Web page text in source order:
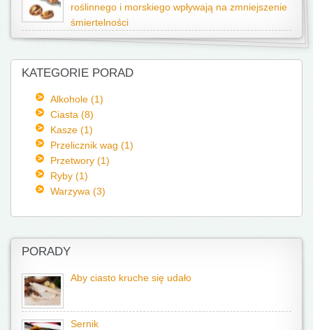
roślinnego i morskiego wpływają na zmniejszenie
śmiertelności
KATEGORIE PORAD
Alkohole (1)
Ciasta (8)
Kasze (1)
Przelicznik wag (1)
Przetwory (1)
Ryby (1)
Warzywa (3)
PORADY
Aby ciasto kruche się udało
Sernik